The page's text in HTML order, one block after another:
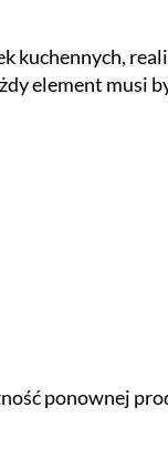
kuchennych,
element musi
ponownej